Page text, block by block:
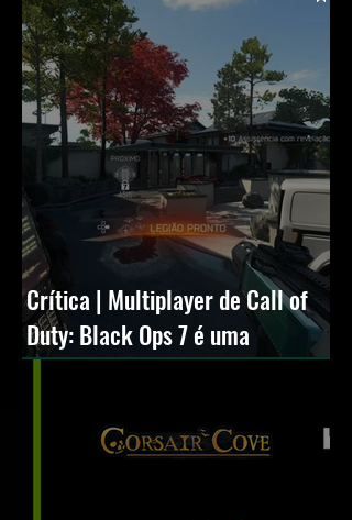
Crítica | Multiplayer de Call of
Duty: Black Ops 7 é uma
experiência positiva, divertida e